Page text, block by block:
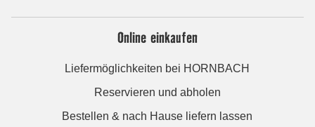
Online einkaufen
Liefermöglichkeiten bei HORNBACH
Reservieren und abholen
Bestellen & nach Hause liefern lassen